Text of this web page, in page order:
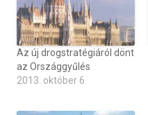
Az új drogstratégiáról dönt
az Országgyűlés
2013. október 6